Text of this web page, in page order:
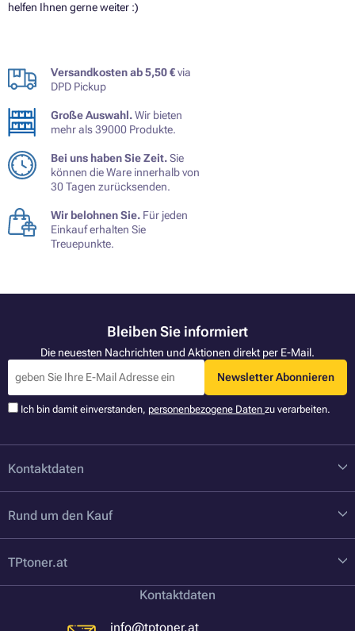
helfen Ihnen gerne weiter :)
Versandkosten ab 5,50 €via
DPD Pickup
Große Auswahl.Wir bieten
mehr als 39000 Produkte.
Bei uns haben Sie Zeit.Sie
können die Ware innerhalb von
30 Tagen zurücksenden.
Wir belohnen Sie. Für jeden
Einkauf erhalten Sie
Treuepunkte.
Bleiben Sie informiert
Die neuesten Nachrichten und Aktionen direkt per E-Mail.
Newsletter Abonnieren
Ich bin damit einverstanden, personenbezogene Daten zu verarbeiten.
Kontaktdaten
Rund um den Kauf
TPtoner.at
Kontaktdaten
info@tptoner.at